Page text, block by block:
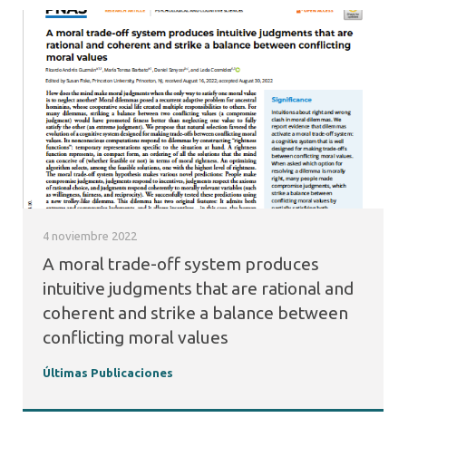
4 noviembre 2022
A moral trade-off system produces
intuitive judgments that are rational and
coherent and strike a balance between
conflicting moral values
Últimas Publicaciones